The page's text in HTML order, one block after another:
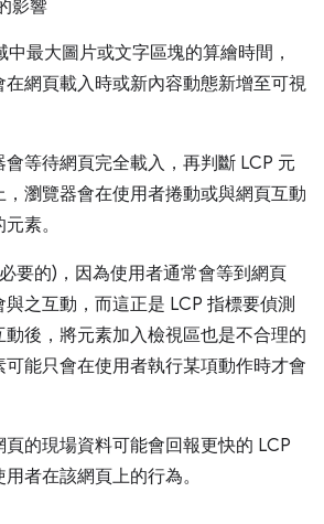
影響
中最大圖片或文字區塊的算繪時間，
網頁載入時或新內容動態新增至可視
等待網頁完全載入，再判斷 LCP 元
瀏覽器會在使用者捲動或與網頁互動
素。
要的)，因為使用者通常會等到網頁
與之互動，而這正是 LCP 指標要偵測
後，將元素加入檢視區也是不合理的
能只會在使用者執行某項動作時才會
的現場資料可能會回報更快的 LCP
者在該網頁上的行為。